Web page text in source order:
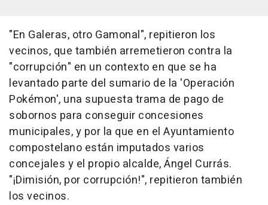
"En Galeras, otro Gamonal", repitieron los
vecinos, que también arremetieron contra la
"corrupción" en un contexto en que se ha
levantado parte del sumario de la 'Operación
Pokémon', una supuesta trama de pago de
sobornos para conseguir concesiones
municipales, y por la que en el Ayuntamiento
compostelano están imputados varios
concejales y el propio alcalde, Ángel Currás.
"¡Dimisión, por corrupción!", repitieron también
los vecinos.